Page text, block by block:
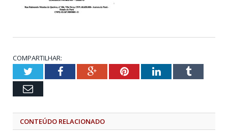
COMPARTILHAR:
TwitterFacebookGoogle+PinterestLinkedInTumblr
Email
CONTEÚDO RELACIONADO